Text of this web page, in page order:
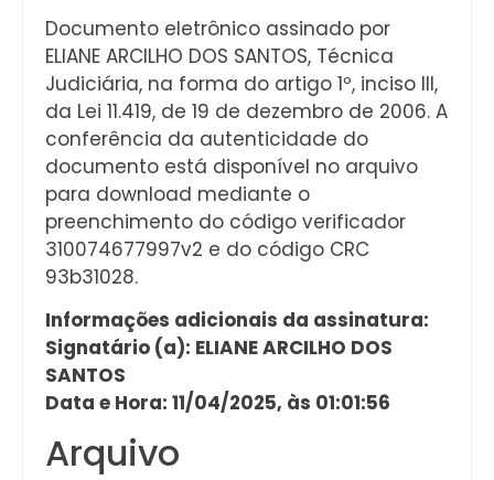
Documento eletrônico assinado por
ELIANE ARCILHO DOS SANTOS, Técnica
Judiciária, na forma do artigo 1º, inciso III,
da Lei 11.419, de 19 de dezembro de 2006. A
conferência da autenticidade do
documento está disponível no arquivo
para download mediante o
preenchimento do código verificador
310074677997v2 e do código CRC
93b31028.
Informações adicionais da assinatura:
Signatário (a): ELIANE ARCILHO DOS
SANTOS
Data e Hora: 11/04/2025, às 01:01:56
Arquivo